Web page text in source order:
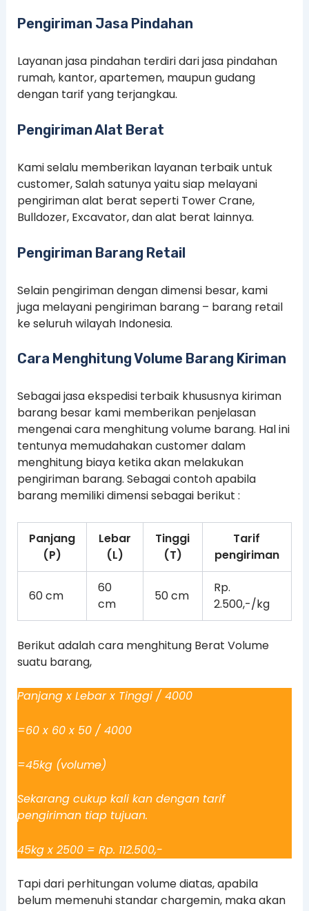
Pengiriman Jasa Pindahan
Layanan jasa pindahan terdiri dari jasa pindahan
rumah, kantor, apartemen, maupun gudang
dengan tarif yang terjangkau.
Pengiriman Alat Berat
Kami selalu memberikan layanan terbaik untuk
customer, Salah satunya yaitu siap melayani
pengiriman alat berat seperti Tower Crane,
Bulldozer, Excavator, dan alat berat lainnya.
Pengiriman Barang Retail
Selain pengiriman dengan dimensi besar, kami
juga melayani pengiriman barang – barang retail
ke seluruh wilayah Indonesia.
Cara Menghitung Volume Barang Kiriman
Sebagai jasa ekspedisi terbaik khususnya kiriman
barang besar kami memberikan penjelasan
mengenai cara menghitung volume barang. Hal ini
tentunya memudahakan customer dalam
menghitung biaya ketika akan melakukan
pengiriman barang. Sebagai contoh apabila
barang memiliki dimensi sebagai berikut :
Panjang
(P)
Lebar
(L)
Tinggi
(T)
Tarif
pengiriman
60 cm
60
cm
50 cm
Rp.
2.500,-/kg
Berikut adalah cara menghitung Berat Volume
suatu barang,
Panjang x Lebar x Tinggi / 4000
=60 x 60 x 50 / 4000
=45kg (volume)
Sekarang cukup kali kan dengan tarif
pengiriman tiap tujuan.
45kg x 2500 = Rp. 112.500,-
Tapi dari perhitungan volume diatas, apabila
belum memenuhi standar chargemin, maka akan